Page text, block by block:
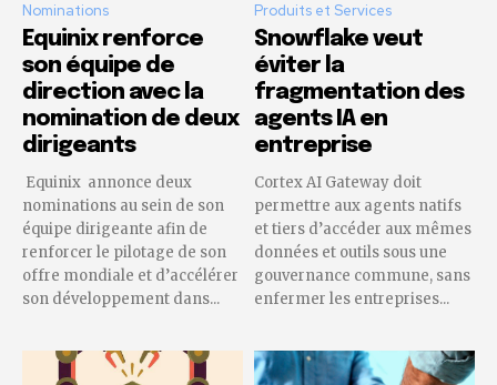
Nominations
Equinix renforce
son équipe de
direction avec la
nomination de deux
dirigeants
Equinix annonce deux
nominations au sein de son
équipe dirigeante afin de
renforcer le pilotage de son
offre mondiale et d’accélérer
son développement dans...
Produits et Services
Snowflake veut
éviter la
fragmentation des
agents IA en
entreprise
Cortex AI Gateway doit
permettre aux agents natifs
et tiers d’accéder aux mêmes
données et outils sous une
gouvernance commune, sans
enfermer les entreprises...